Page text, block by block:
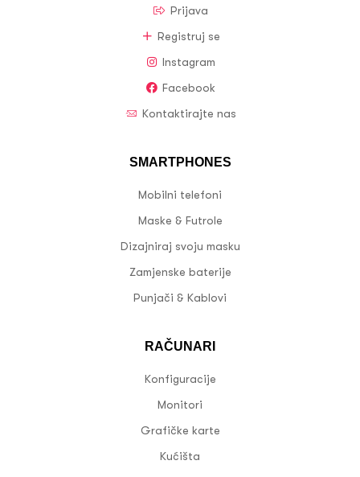
Prijava
Registruj se
Instagram
Facebook
Kontaktirajte nas
SMARTPHONES
Mobilni telefoni
Maske & Futrole
Dizajniraj svoju masku
Zamjenske baterije
Punjači & Kablovi
RAČUNARI
Konfiguracije
Monitori
Grafičke karte
Kućišta